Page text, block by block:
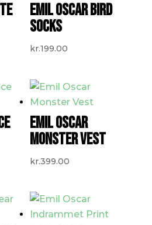
EMIL OSCAR BIRD
SOCKS
kr.199.00
EMIL OSCAR
MONSTER VEST
kr.399.00